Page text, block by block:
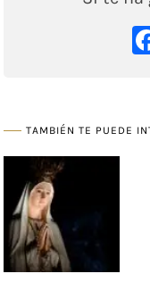
TAMBIÉN TE PUEDE